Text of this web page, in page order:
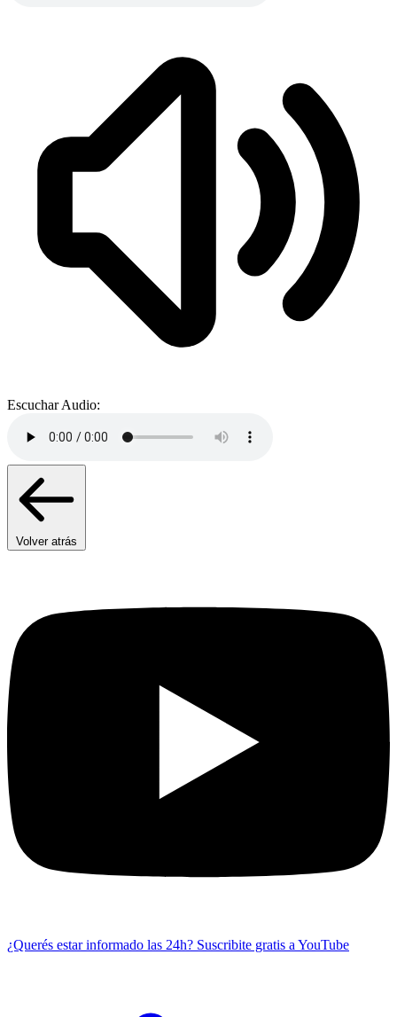
Escuchar Audio:
Volver atrás
¿Querés estar informado las 24h? Suscribite gratis a YouTube